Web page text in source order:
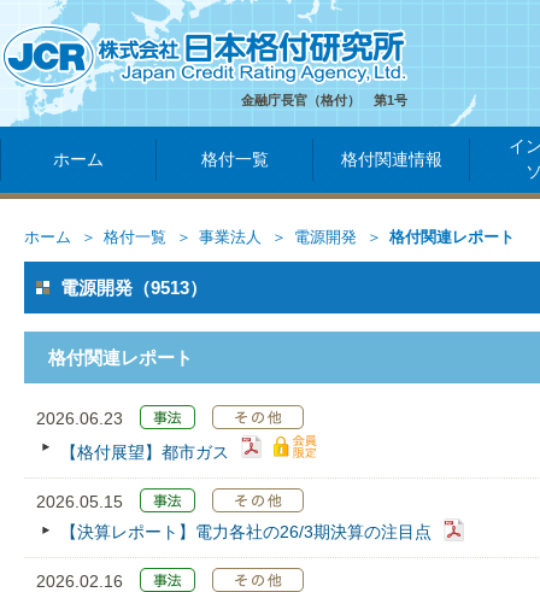
金融庁長官（格付） 第1号
ホーム 格付一覧 格付関連情報
イ
ホーム 格付一覧 事業法人 電源開発 格付関連レポート
電源開発（9513）
格付関連レポート
2026.06.23
【格付展望】都市ガス
2026.05.15
【決算レポート】電力各社の26/3期決算の注目点
2026.02.16